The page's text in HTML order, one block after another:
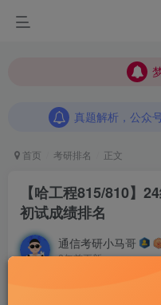
真题解析，公众
真题解析，公众
首页 考研排名 正文
【哈工程815/810】
初试成绩排名
通信考研小马哥
2年前更新